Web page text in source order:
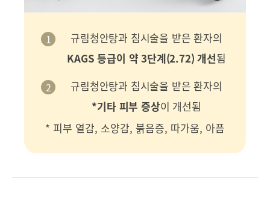
규림청안탕과 침시술을 받은 환자의
KAGS 등급이 약 3단계(2.72) 개선됨
규림청안탕과 침시술을 받은 환자의
*기타 피부 증상이 개선됨
* 피부 열감, 소양감, 붉음증, 따가움, 아픔